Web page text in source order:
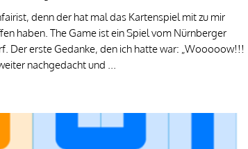
denn der hat mal das Kartenspiel mit zu mir
haben. The Game ist ein Spiel vom Nürnberger
Der erste Gedanke, den ich hatte war: „Wooooow!!!
nachgedacht und ...